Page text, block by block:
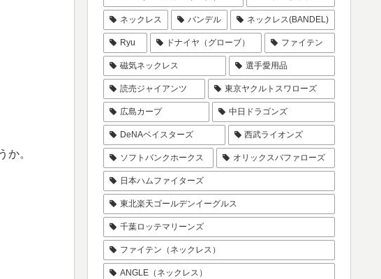
か。
ネックレス バンデル ネックレス(BANDEL)
Ryu ドナイヤ（グローブ） ファイテン
磁気ネックレス 選手愛用品
読売ジャイアンツ 東京ヤクルトスワローズ
広島カープ 中日ドラゴンズ
DeNAベイスターズ 西武ライオンズ
ソフトバンクホークス オリックスバファローズ
日本ハムファイターズ
東北楽天ゴールデンイーグルス
千葉ロッテマリーンズ
ファイテン（ネックレス）
ANGLE（ネックレス）